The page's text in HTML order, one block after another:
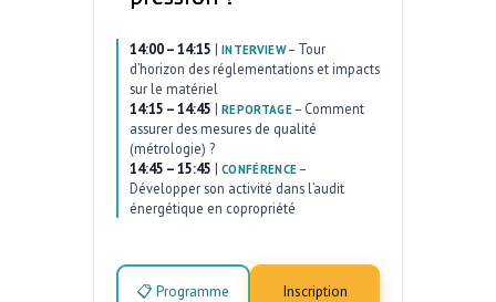
14:00 – 14:15 | INTERVIEW– Tour
d’horizon des réglementations et impacts
sur le matériel
14:15 – 14:45 | REPORTAGE– Comment
assurer des mesures de qualité
(métrologie) ?
14:45 – 15:45 | CONFÉRENCE –
Développer son activité dans l’audit
énergétique en copropriété
📋 Programme Inscription